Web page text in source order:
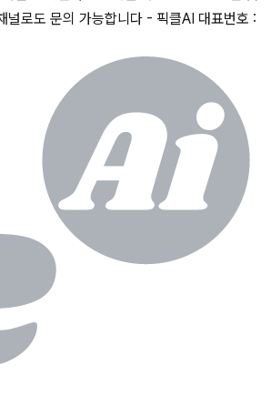
로도 문의 가능합니다 - 픽클AI 대표번호 :